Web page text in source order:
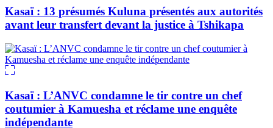
Kasaï : 13 présumés Kuluna présentés aux autorités
avant leur transfert devant la justice à Tshikapa
Kasaï : L’ANVC condamne le tir contre un chef
coutumier à Kamuesha et réclame une enquête
indépendante